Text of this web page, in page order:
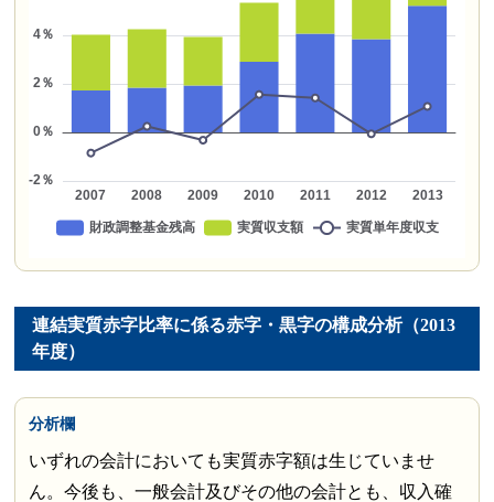
連結実質赤字比率に係る赤字・黒字の構成分析（2013
年度）
分析欄
いずれの会計においても実質赤字額は生じていませ
ん。今後も、一般会計及びその他の会計とも、収入確